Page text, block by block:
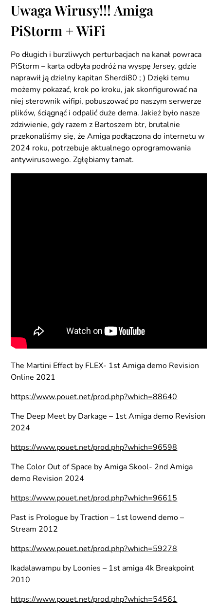
Uwaga Wirusy!!! Amiga
PiStorm + WiFi
Po długich i burzliwych perturbacjach na kanał powraca
PiStorm – karta odbyła podróż na wyspę Jersey, gdzie
naprawił ją dzielny kapitan Sherdi80 ; ) Dzięki temu
możemy pokazać, krok po kroku, jak skonfigurować na
niej sterownik wifipi, pobuszować po naszym serwerze
plików, ściągnąć i odpalić duże dema. Jakież było nasze
zdziwienie, gdy razem z Bartoszem btr, brutalnie
przekonaliśmy się, że Amiga podłączona do internetu w
2024 roku, potrzebuje aktualnego oprogramowania
antywirusowego. Zgłębiamy tamat.
The Martini Effect by FLEX- 1st Amiga demo Revision
Online 2021
https://www.pouet.net/prod.php?which=88640
The Deep Meet by Darkage – 1st Amiga demo Revision
2024
https://www.pouet.net/prod.php?which=96598
The Color Out of Space by Amiga Skool- 2nd Amiga
demo Revision 2024
https://www.pouet.net/prod.php?which=96615
Past is Prologue by Traction – 1st lowend demo –
Stream 2012
https://www.pouet.net/prod.php?which=59278
Ikadalawampu by Loonies – 1st amiga 4k Breakpoint
2010
https://www.pouet.net/prod.php?which=54561